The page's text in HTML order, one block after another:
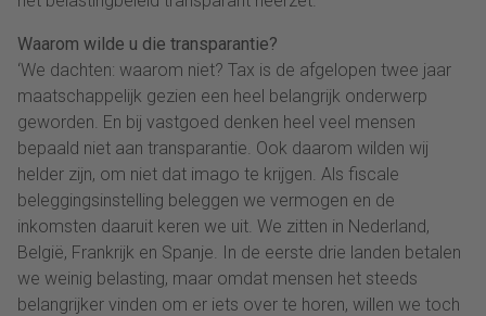
Waarom wilde u die transparantie?
‘We dachten: waarom niet? Tax is de afgelopen twee jaar
maatschappelijk gezien een heel belangrijk onderwerp
geworden. En bij vastgoed denken heel veel mensen
bepaald niet aan transparantie. Ook daarom wilden wij
helder zijn, om niet dat imago te krijgen. Als fiscale
beleggingsinstelling beleggen we vermogen en de
inkomsten daaruit keren we uit. We zitten in Nederland,
België, Frankrijk en Spanje. In de eerste drie landen betalen
we weinig belasting, maar omdat mensen het steeds
belangrijker vinden om er iets over te horen, willen we toch